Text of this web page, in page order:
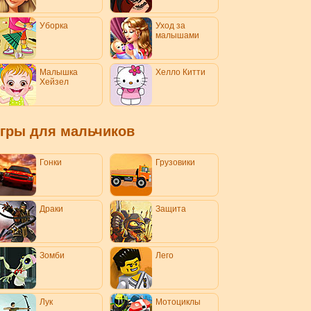
Уборка
Уход за
малышами
Малышка
Хейзел
Хелло Китти
для мальчиков
Гонки Грузовики
Драки Защита
Зомби Лего
Лук Мотоциклы